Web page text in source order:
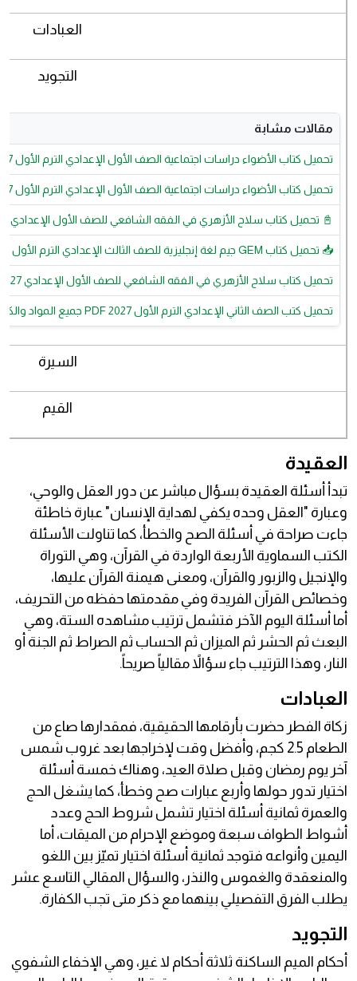
العبادات
التجويد
مقالات مشابة
تحميل كتاب الأضواء دراسات اجتماعية الصف الأول الإعدادي الترم الأول 2027 PDF كامل برابط مباشر
تحميل كتاب الأضواء دراسات اجتماعية الصف الأول الإعدادي الترم الأول 2027 PDF كامل برابط مباشر
📓 تحميل كتاب سلاح الأزهري في الفقه الشافعي للصف الأول الإعدادي 2027 PDF | أحدث نسخة بجودة عالية ورابط مباشر
📥 تحميل كتاب GEM جيم لغة إنجليزية للصف الثالث الإعدادي الترم الأول 2027 PDF | أحدث نسخة بجودة عالية ورابط مباشر
تحميل كتاب سلاح الأزهري في الفقه الشافعي للصف الأول الإعدادي 2027 PDF | أحدث إصدار برابط تحميل مباشر
تحميل كتب الصف الثاني الإعدادي الترم الأول 2027 PDF جميع المواد والكتب الخارجية برابط مباشر
السيرة
القيم
العقيدة
تبدأ أسئلة العقيدة بسؤال مباشر عن دور العقل والوحي،
وعبارة "العقل وحده يكفي لهداية الإنسان" عبارة خاطئة
جاءت صراحة في أسئلة الصح والخطأ، كما تناولت الأسئلة
الكتب السماوية الأربعة الواردة في القرآن، وهي التوراة
والإنجيل والزبور والقرآن، ومعنى هيمنة القرآن عليها،
وخصائص القرآن الفريدة وفي مقدمتها حفظه من التحريف،
أما أسئلة اليوم الآخر فتشمل ترتيب مشاهده الستة، وهي
البعث ثم الحشر ثم الميزان ثم الحساب ثم الصراط ثم الجنة أو
النار، وهذا الترتيب جاء سؤالاً مقالياً صريحاً.
العبادات
زكاة الفطر حضرت بأرقامها الحقيقية، فمقدارها صاع من
الطعام 2.5 كجم، وأفضل وقت لإخراجها بعد غروب شمس
آخر يوم رمضان وقبل صلاة العيد، وهناك خمسة أسئلة
اختيار تدور حولها وأربع عبارات صح وخطأ، كما يشغل الحج
والعمرة ثمانية أسئلة اختيار تشمل شروط الحج وعدد
أشواط الطواف سبعة وموضع الإحرام من الميقات، أما
اليمين وأنواعه فتوجد ثمانية أسئلة اختيار تميّز بين اللغو
والمنعقدة والغموس والنذر، والسؤال المقالي التاسع عشر
يطلب الفرق التفصيلي بينهما مع ذكر متى تجب الكفارة.
التجويد
أحكام الميم الساكنة ثلاثة أحكام لا غير، وهي الإخفاء الشفوي